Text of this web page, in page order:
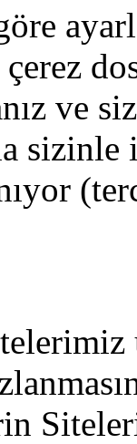
ve